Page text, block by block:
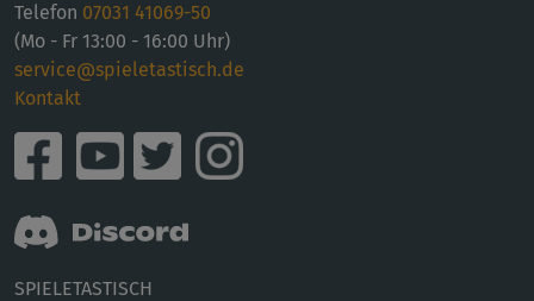
Telefon 07031 41069-50
(Mo - Fr 13:00 - 16:00 Uhr)
service@spieletastisch.de
Kontakt
SPIELETASTISCH